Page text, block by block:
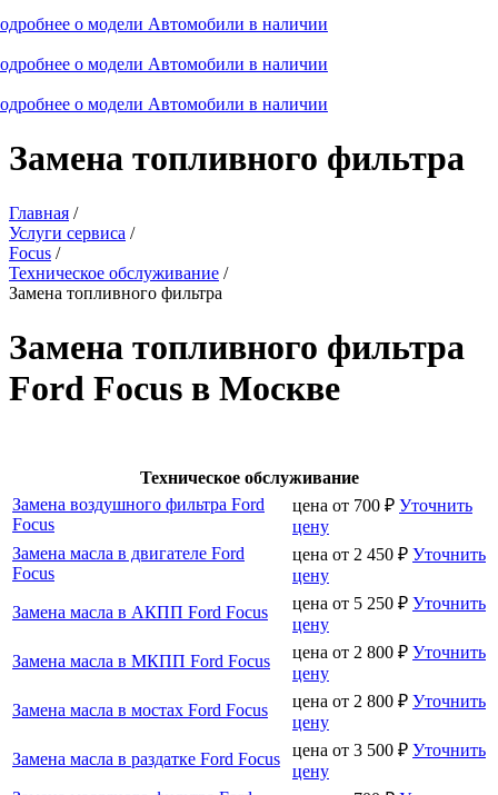
о модели Автомобили в наличии
о модели Автомобили в наличии
о модели Автомобили в наличии
Замена топливного фильтра
Главная /
Услуги сервиса /
Focus /
Техническое обслуживание /
Замена топливного фильтра
Замена топливного фильтра
Ford Focus в Москве
Техническое обслуживание
Замена воздушного фильтра Ford
Focus
цена от 700 ₽ Уточнить
цену
Замена масла в двигателе Ford
Focus
цена от 2 450 ₽ Уточнить
цену
Замена масла в АКПП Ford Focus
цена от 5 250 ₽ Уточнить
цену
Замена масла в МКПП Ford Focus
цена от 2 800 ₽ Уточнить
цену
Замена масла в мостах Ford Focus
цена от 2 800 ₽ Уточнить
цену
Замена масла в раздатке Ford Focus
цена от 3 500 ₽ Уточнить
цену